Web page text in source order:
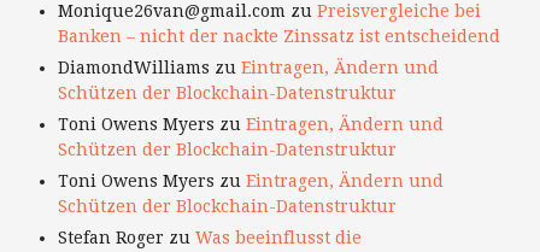
Monique26van@gmail.comzu Preisvergleiche bei
Banken – nicht der nackte Zinssatz ist entscheidend
DiamondWilliams zu Eintragen, Ändern und
Schützen der Blockchain-Datenstruktur
Toni Owens Myers zu Eintragen, Ändern und
Schützen der Blockchain-Datenstruktur
Toni Owens Myers zu Eintragen, Ändern und
Schützen der Blockchain-Datenstruktur
Stefan Roger zu Was beeinflusst die